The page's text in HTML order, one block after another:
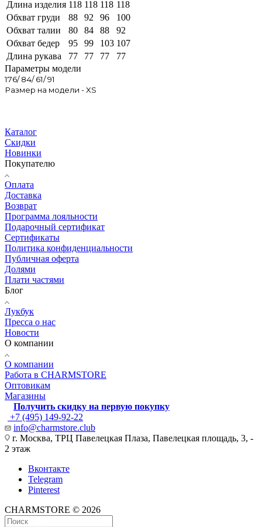
Длина изделия 118 118 118 118
Обхват груди
88 92 96
100
Обхват талии
80 84 88
92
Обхват бедер
95 99 103 107
Длина рукава
77 77 77
77
Параметры модели
176/ 84/ 61/ 91
Размер на модели - XS
Каталог
Скидки
Новинки
Покупателю
Оплата
Доставка
Возврат
Программа лояльности
Подарочный сертификат
Сертификаты
Политика конфиденциальности
Публичная оферта
Долями
Плати частями
Блог
Лукбук
Пресса о нас
Новости
О компании
О компании
Работа в CHARMSTORE
Оптовикам
Магазины
Получить скидку на первую покупку
+7 (495) 149-92-22
info@charmstore.club
г. Москва, ТРЦ Павелецкая Плаза, Павелецкая площадь, 3, -
2 этаж
Вконтакте
Telegram
Pinterest
CHARMSTORE © 2026